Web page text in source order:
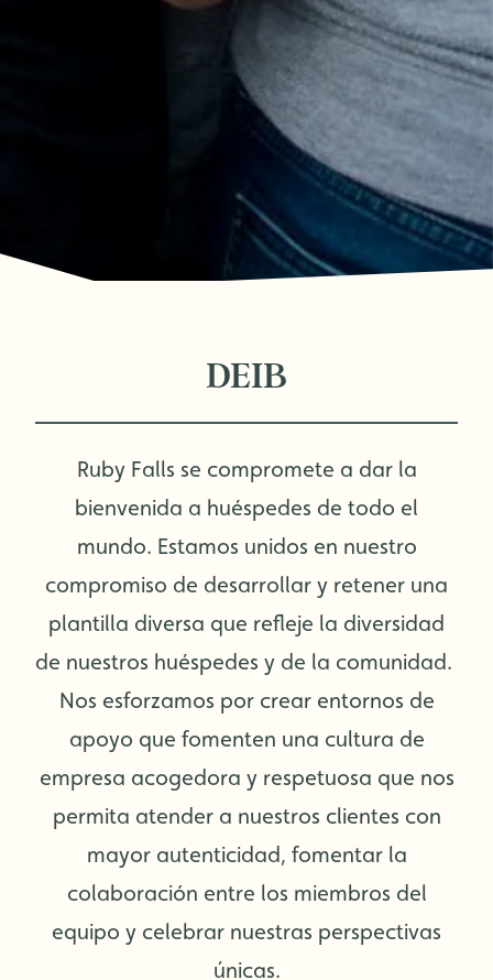
DEIB
Ruby Falls se compromete a dar la
bienvenida a huéspedes de todo el
mundo. Estamos unidos en nuestro
compromiso de desarrollar y retener una
plantilla diversa que refleje la diversidad
de nuestros huéspedes y de la comunidad.
Nos esforzamos por crear entornos de
apoyo que fomenten una cultura de
empresa acogedora y respetuosa que nos
permita atender a nuestros clientes con
mayor autenticidad, fomentar la
colaboración entre los miembros del
equipo y celebrar nuestras perspectivas
únicas.